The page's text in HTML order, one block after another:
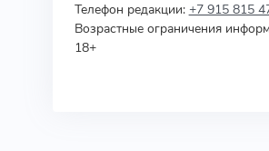
Телефон редакции: +7 915 815
Возрастные ограничения
18+